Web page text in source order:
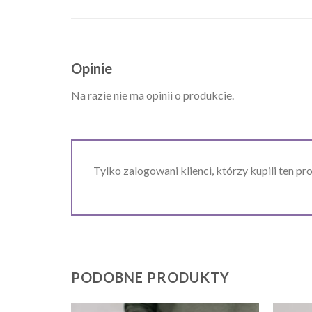
Opinie
Na razie nie ma opinii o produkcie.
Tylko zalogowani klienci, którzy kupili ten
PODOBNE PRODUKTY